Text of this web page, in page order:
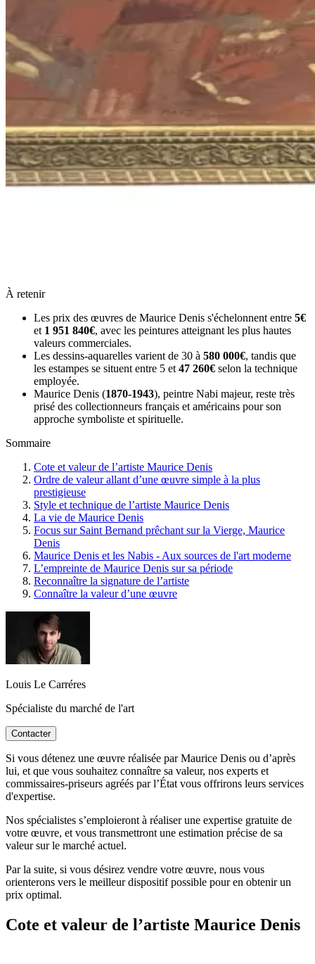
À retenir
Les prix des œuvres de Maurice Denis s'échelonnent entre 5€
et 1 951 840€, avec les peintures atteignant les plus hautes
valeurs commerciales.
Les dessins-aquarelles varient de 30 à 580 000€, tandis que
les estampes se situent entre 5 et 47 260€ selon la technique
employée.
Maurice Denis (1870-1943), peintre Nabi majeur, reste très
prisé des collectionneurs français et américains pour son
approche symboliste et spirituelle.
Sommaire
Cote et valeur de l’artiste Maurice Denis
Ordre de valeur allant d’une œuvre simple à la plus
prestigieuse
Style et technique de l’artiste Maurice Denis
La vie de Maurice Denis
Focus sur Saint Bernand prêchant sur la Vierge, Maurice
Denis
Maurice Denis et les Nabis - Aux sources de l'art moderne
L’empreinte de Maurice Denis sur sa période
Reconnaître la signature de l’artiste
Connaître la valeur d’une œuvre
Louis Le Carréres
Spécialiste du marché de l'art
Contacter
Si vous détenez une œuvre réalisée par Maurice Denis ou d’après
lui, et que vous souhaitez connaître sa valeur, nos experts et
commissaires-priseurs agréés par l’État vous offrirons leurs services
d'expertise.
Nos spécialistes s’emploieront à réaliser une expertise gratuite de
votre œuvre, et vous transmettront une estimation précise de sa
valeur sur le marché actuel.
Par la suite, si vous désirez vendre votre œuvre, nous vous
orienterons vers le meilleur dispositif possible pour en obtenir un
prix optimal.
Cote et valeur de l’artiste Maurice Denis